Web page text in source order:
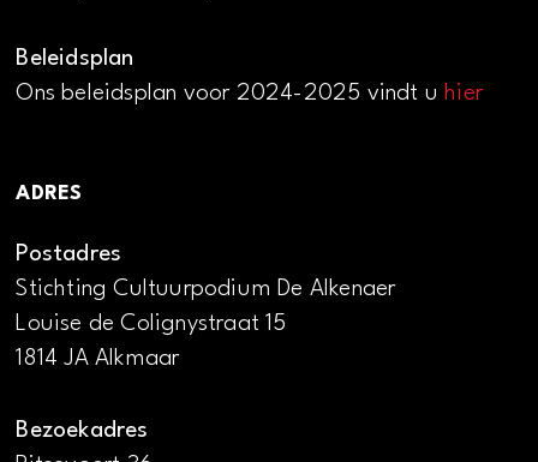
Beleidsplan
Ons beleidsplan voor 2024-2025 vindt uhier
ADRES
Postadres
Stichting Cultuurpodium De Alkenaer
Louise de Colignystraat 15
1814 JA Alkmaar
Bezoekadres